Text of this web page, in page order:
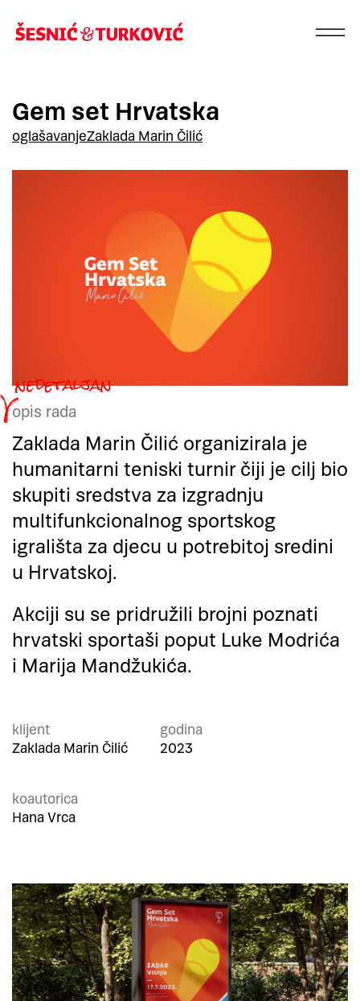
Gem set Hrvatska
oglašavanjeZaklada Marin Čilić
opis rada
Zaklada Marin Čilić organizirala je
humanitarni teniski turnir čiji je cilj bio
skupiti sredstva za izgradnju
multifunkcionalnog sportskog
igrališta za djecu u potrebitoj sredini
u Hrvatskoj.
Akciji su se pridružili brojni poznati
hrvatski sportaši poput Luke Modrića
i Marija Mandžukića.
klijent
Zaklada Marin Čilić
godina
2023
koautorica
Hana Vrca